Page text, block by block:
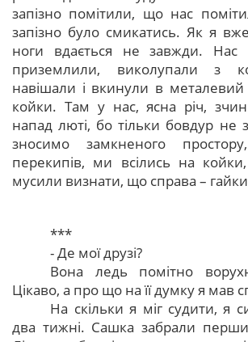
запізно помітили, що нас
запізно було смикатись. Як я
ноги вдається не завжди. Нас
приземлили, виколупали з
навішали і вкинули в
койки. Там у нас, ясна річ,
напад люті, бо тільки бовдур
зносимо замкненого
перекипів, ми всілись на
мусили визнати, що справа –
***
- Де мої друзі?
Вона ледь помітно
Цікаво, а про що на її думку я мав
На скільки я міг судити, я
два тижні. Сашка забрали